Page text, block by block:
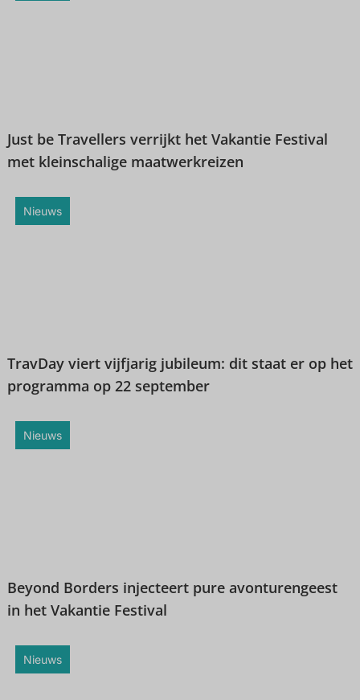
Just be Travellers verrijkt het Vakantie Festival
met kleinschalige maatwerkreizen
Nieuws
TravDay viert vijfjarig jubileum: dit staat er op het
programma op 22 september
Nieuws
Beyond Borders injecteert pure avonturengeest
in het Vakantie Festival
Nieuws